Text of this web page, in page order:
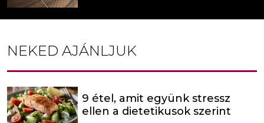
NEKED AJÁNLJUK
9 étel, amit együnk stressz
ellen a dietetikusok szerint